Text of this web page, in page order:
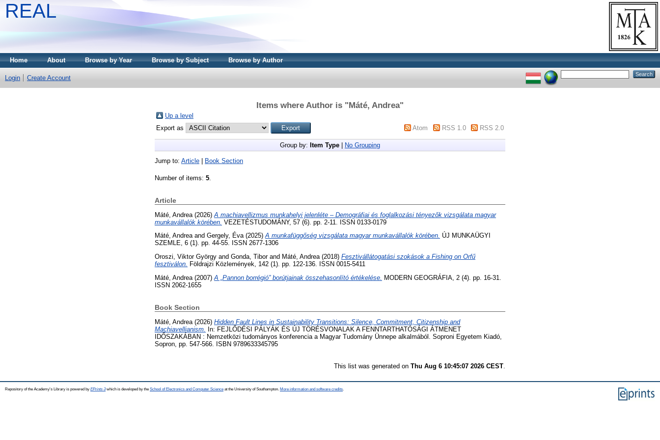
REAL
Home About Browse by Year Browse by Subject Browse by Author
Login Create Account
Items where Author is "Máté, Andrea"
Up a level
Export as
Atom RSS 1.0 RSS 2.0
Group by: Item Type No Grouping
Jump to: Article Book Section
Number of items: 5
Article
Máté, Andrea (2026) A machiavellizmus munkahelyi jelenléte – Demográfiai és foglalkozási tényezők vizsgálata magyar
munkavállalók körében. VEZETÉSTUDOMÁNY, 57 (6). pp. 2-11. ISSN 0133-0179
Máté, Andreaand Gergely, Éva(2025)A munkafüggőség vizsgálata magyar munkavállalók körében. ÚJ MUNKAÜGYI
SZEMLE, 6 (1). pp. 44-55. ISSN 2677-1306
Oroszi, Viktor György and Gonda, Tiborand Máté, Andrea(2018) Fesztivállátogatási szokások a Fishing on Orfű
fesztiválon. Földrajzi Közlemények, 142 (1). pp. 122-136. ISSN 0015-5411
Máté, Andrea (2007) A „Pannon borrégió” borútjainak összehasonlító értékelése.
MODERN GEOGRÁFIA, 2 (4). pp. 16-31.
ISSN 2062-1655
Book Section
Máté, Andrea (2026) Hidden Fault Lines in Sustainability Transitions: Silence, Commitment, Citizenship and
Machiavellianism.
In: FEJLŐDÉSI PÁLYÁK ÉS ÚJ TÖRÉSVONALAK A FENNTARTHATÓSÁGI ÁTMENET
IDŐSZAKÁBAN : Nemzetközi tudományos konferencia a Magyar Tudomány Ünnepe alkalmából. Soproni Egyetem Kiadó,
Sopron, pp. 547-566. ISBN 9789633345795
This list was generated on Thu Aug 6 10:45:07 2026 CEST
Repository of the Academy's Library is powered by EPrints 3which is developed by the School of Electronics and Computer Science at the University of Southampton. More information and software credits